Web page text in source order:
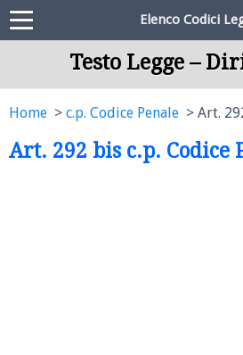
Elenco Codici
Testo Legge –
Home c.p. Codice Penale Art.
Art. 292 bis c.p. Codice